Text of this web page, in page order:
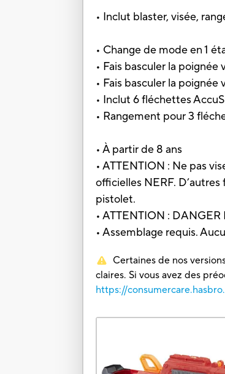
• Inclut blaster, visée,
• Change de mode en 1
• Fais basculer la
• Fais basculer la
• Inclut 6 fléchettes
• Rangement pour 3
• À partir de 8 ans
• ATTENTION : Ne pas
officielles NERF.
pistolet.
• ATTENTION :
• Assemblage requis.
Certaines de nos
claires. Si vous avez des
https://